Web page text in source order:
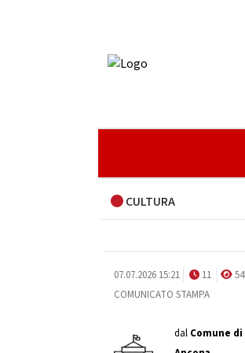
CULTURA
07.07.2026 15:21 11
54
COMUNICATO STAMPA
dal Comune di